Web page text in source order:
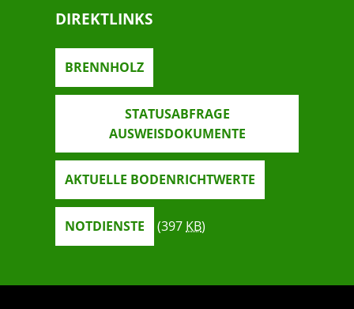
DIREKTLINKS
BRENNHOLZ
STATUSABFRAGE
AUSWEISDOKUMENTE
AKTUELLE BODENRICHTWERTE
NOTDIENSTE (397 KB)